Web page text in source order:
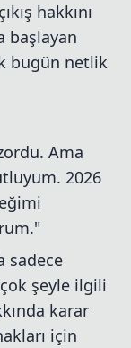
hakkını
başlayan
bugün netlik
Ama
2026
sadece
şeyle ilgili
karar
için